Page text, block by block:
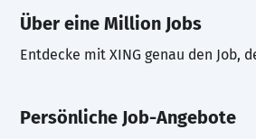
Über eine Million Jobs
Entdecke mit XING genau den Job,
Persönliche Job-Angebote